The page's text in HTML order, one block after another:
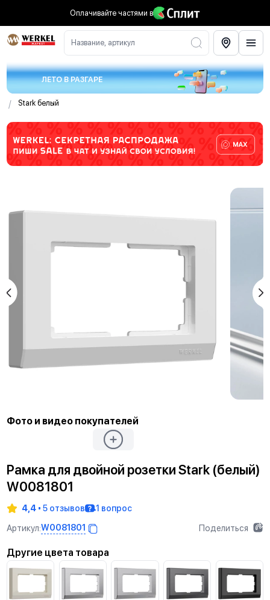
Оплачивайте частями в
Название, артикул
ЛЕТО В РАЗГАРЕ
/ Stark белый
Фото и видео покупателей
Рамка для двойной розетки Stark (белый)
W0081801
4,4 5 отзывов
1 вопрос
Артикул:W0081801 Поделиться
Другие цвета товара